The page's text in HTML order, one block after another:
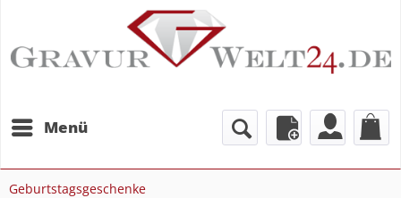
Menü
Geburtstagsgeschenke